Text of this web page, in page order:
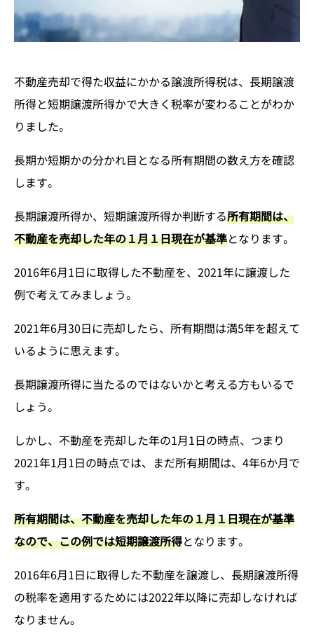
不動産売却で得た収益にかかる譲渡所得税は、長期譲渡
所得と短期譲渡所得かで大きく税率が変わることがわか
りました。
長期か短期かの分かれ目となる所有期間の数え方を確認
します。
長期譲渡所得か、短期譲渡所得か判断する所有期間は、
不動産を売却した年の１月１日現在が基準となります。
2016年6月1日に取得した不動産を、2021年に譲渡した
例で考えてみましょう。
2021年6月30日に売却したら、所有期間は満5年を超えて
いるように思えます。
長期譲渡所得に当たるのではないかと考える方もいるで
しょう。
しかし、不動産を売却した年の1月1日の時点、つまり
2021年1月1日の時点では、まだ所有期間は、4年6か月で
す。
所有期間は、不動産を売却した年の１月１日現在が基準
なので、この例では短期譲渡所得となります。
2016年6月1日に取得した不動産を譲渡し、長期譲渡所得
の税率を適用するためには2022年以降に売却しなければ
なりません。